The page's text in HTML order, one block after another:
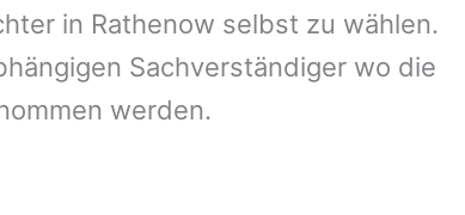
in Rathenow selbst zu wählen.
Sachverständiger wo die
werden.